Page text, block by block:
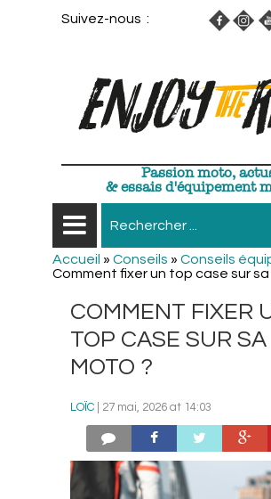
Suivez-nous :
Passion moto,
& essais d'équipement
Accueil » Conseils » Conseils
Comment fixer un top case sur
COMMENT FIXER
TOP CASE SUR SA
MOTO ?
LOÏC | 27 mai, 2026 at 14:03